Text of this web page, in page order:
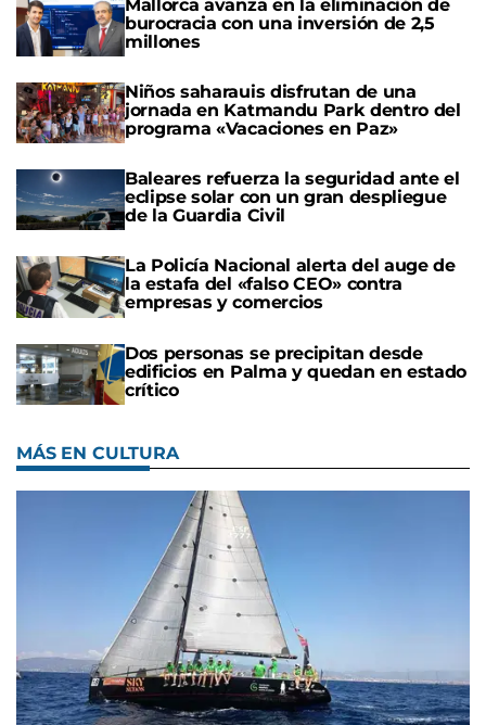
Mallorca avanza en la eliminación de
burocracia con una inversión de 2,5
millones
Niños saharauis disfrutan de una
jornada en Katmandu Park dentro del
programa «Vacaciones en Paz»
Baleares refuerza la seguridad ante el
eclipse solar con un gran despliegue
de la Guardia Civil
La Policía Nacional alerta del auge de
la estafa del «falso CEO» contra
empresas y comercios
Dos personas se precipitan desde
edificios en Palma y quedan en estado
crítico
MÁS EN CULTURA